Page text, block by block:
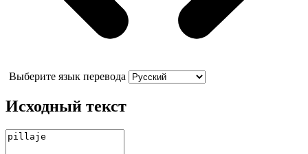
Выберите язык перевода
Исходный текст